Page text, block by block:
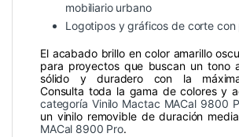
mobiliario urbano
Logotipos y gráficos de corte con
El acabado brillo en color amarillo
para proyectos que buscan un tono
sólido y duradero con la
Consulta toda la gama de colores y
categoría Vinilo Mactac MACal 9800
un vinilo removible de duración
MACal 8900 Pro.